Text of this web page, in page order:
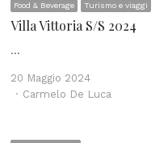
Food & Beverage Turismo e viaggi
Villa Vittoria S/S 2024
…
20 Maggio 2024
Author
Carmelo De Luca